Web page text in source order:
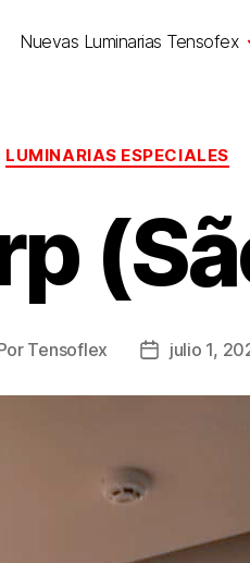
Nuevas Luminarias Tensofex
LUMINARIAS ESPECIALES
Tensoflex julio 1,